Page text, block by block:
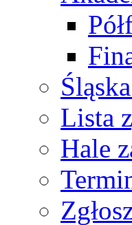
Lista
Hale